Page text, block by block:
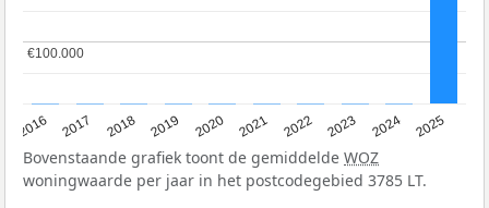
2016 2017 2018 2019 2020 2021 2022 2023 2024 2025
€100.000
€100.000
Bovenstaande grafiek toont de gemiddelde WOZ
woningwaarde per jaar in het postcodegebied 3785 LT.